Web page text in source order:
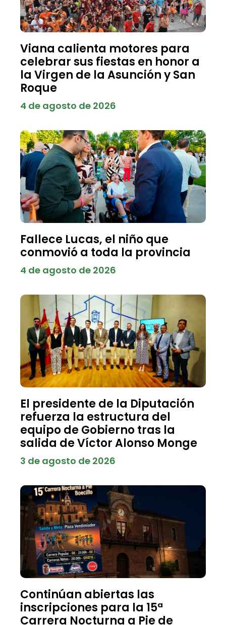
Viana calienta motores para
celebrar sus fiestas en honor a
la Virgen de la Asunción y San
Roque
4 de agosto de 2026
Fallece Lucas, el niño que
conmovió a toda la provincia
4 de agosto de 2026
El presidente de la Diputación
refuerza la estructura del
equipo de Gobierno tras la
salida de Víctor Alonso Monge
3 de agosto de 2026
Continúan abiertas las
inscripciones para la 15ª
Carrera Nocturna a Pie de